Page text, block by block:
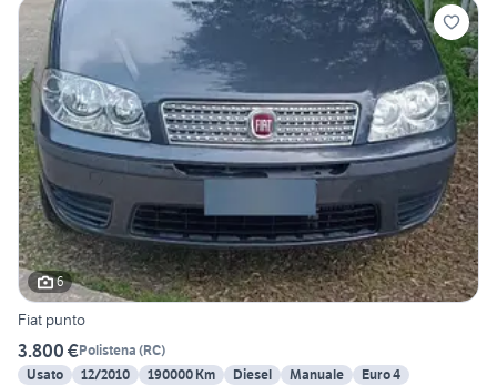
6
Fiat punto
3.800 €Polistena (RC)
Usato
12/2010 190000 Km Diesel Manuale Euro 4